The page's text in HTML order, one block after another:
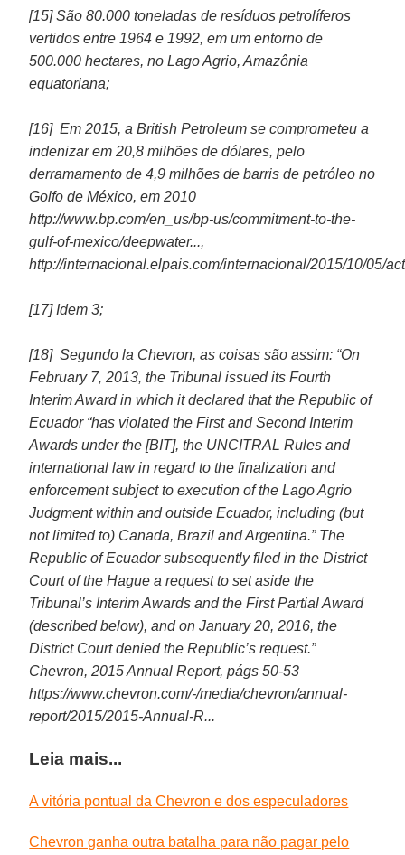
[15] São 80.000 toneladas de resíduos petrolíferos
vertidos entre 1964 e 1992, em um entorno de
500.000 hectares, no Lago Agrio, Amazônia
equatoriana;
[16] Em 2015, a British Petroleum se comprometeu a
indenizar em 20,8 milhões de dólares, pelo
derramamento de 4,9 milhões de barris de petróleo no
Golfo de México, em 2010
http://www.bp.com/en_us/bp-us/commitment-to-the-
gulf-of-mexico/deepwater...,
http://internacional.elpais.com/internacional/2015/10/05/
[17] Idem 3;
[18] Segundo la Chevron, as coisas são assim: “On
February 7, 2013, the Tribunal issued its Fourth
Interim Award in which it declared that the Republic of
Ecuador “has violated the First and Second Interim
Awards under the [BIT], the UNCITRAL Rules and
international law in regard to the finalization and
enforcement subject to execution of the Lago Agrio
Judgment within and outside Ecuador, including (but
not limited to) Canada, Brazil and Argentina.” The
Republic of Ecuador subsequently filed in the District
Court of the Hague a request to set aside the
Tribunal’s Interim Awards and the First Partial Award
(described below), and on January 20, 2016, the
District Court denied the Republic’s request.”
Chevron, 2015 Annual Report, págs 50-53
https://www.chevron.com/-/media/chevron/annual-
report/2015/2015-Annual-R...
Leia mais...
A vitória pontual da Chevron e dos especuladores
Chevron ganha outra batalha para não pagar pelo